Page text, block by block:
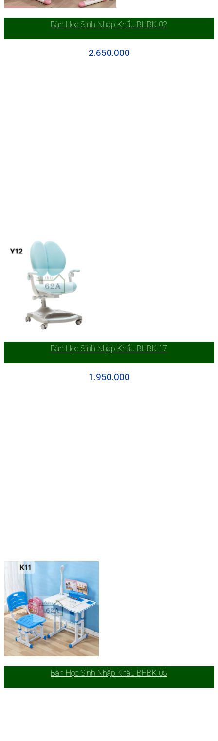
Bàn Học Sinh Nhập Khẩu BHBK 02
2.650.000
Bàn Học Sinh Nhập Khẩu BHBK 17
1.950.000
Bàn Học Sinh Nhập Khẩu BHBK 05